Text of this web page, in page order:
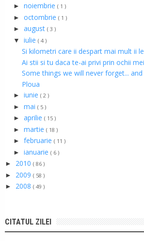
► noiembrie ( 1 )
► octombrie ( 1 )
► august ( 3 )
▼ iulie ( 4 )
Si kilometri care ii despart mai mult ii
Ai stii si tu daca te-ai privi prin ochii mei
Some things we will never forget...
Ploua
► iunie ( 2 )
► mai ( 5 )
► aprilie ( 15 )
► martie ( 18 )
► februarie ( 11 )
► ianuarie ( 6 )
► 2010 ( 86 )
► 2009 ( 58 )
► 2008 ( 49 )
CITATUL ZILEI